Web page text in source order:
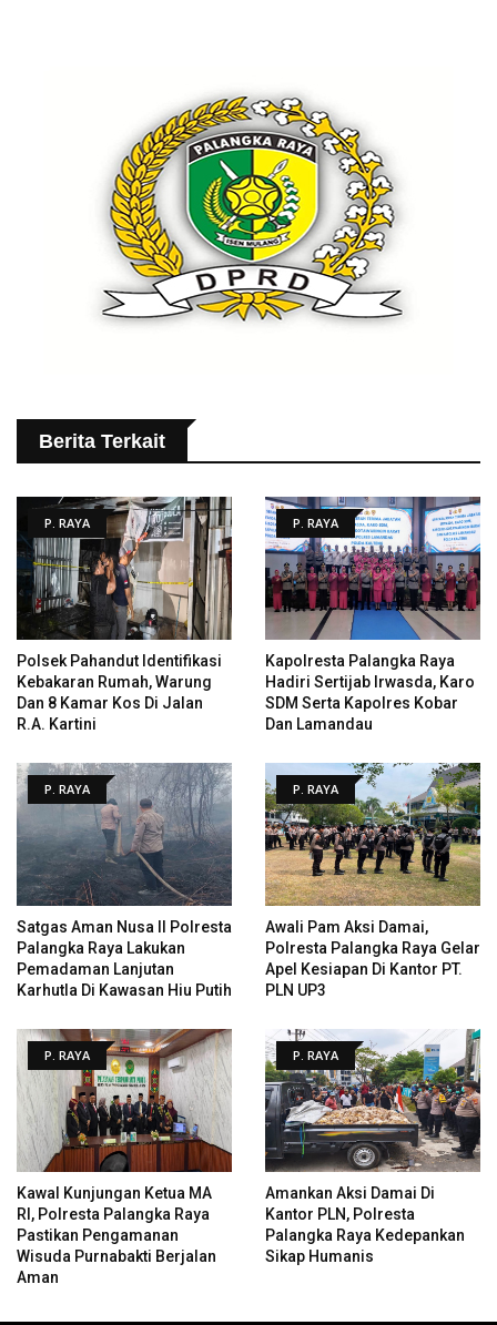
Berita Terkait
P. RAYA
Polsek Pahandut Identifikasi
Kebakaran Rumah, Warung
Dan 8 Kamar Kos Di Jalan
R.A. Kartini
P. RAYA
Kapolresta Palangka Raya
Hadiri Sertijab Irwasda, Karo
SDM Serta Kapolres Kobar
Dan Lamandau
P. RAYA
Satgas Aman Nusa II Polresta
Palangka Raya Lakukan
Pemadaman Lanjutan
Karhutla Di Kawasan Hiu Putih
P. RAYA
Awali Pam Aksi Damai,
Polresta Palangka Raya Gelar
Apel Kesiapan Di Kantor PT.
PLN UP3
P. RAYA
Kawal Kunjungan Ketua MA
RI, Polresta Palangka Raya
Pastikan Pengamanan
Wisuda Purnabakti Berjalan
Aman
P. RAYA
Amankan Aksi Damai Di
Kantor PLN, Polresta
Palangka Raya Kedepankan
Sikap Humanis